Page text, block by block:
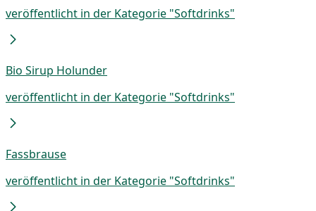
veröffentlicht in der Kategorie "Softdrinks"
Bio Sirup Holunder
veröffentlicht in der Kategorie "Softdrinks"
Fassbrause
veröffentlicht in der Kategorie "Softdrinks"